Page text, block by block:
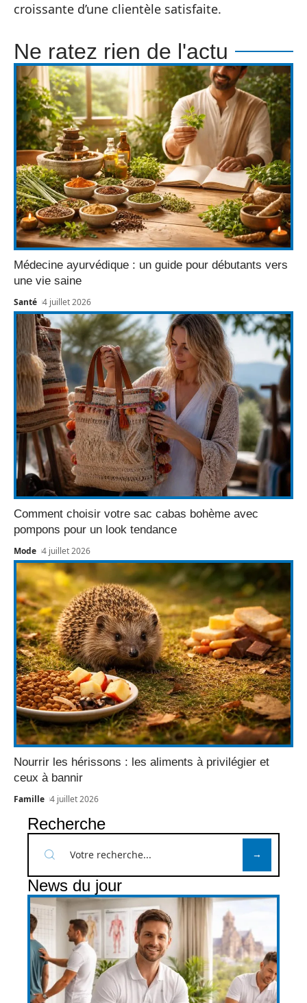
croissante d’une clientèle satisfaite.
Ne ratez rien de l'actu
Médecine ayurvédique : un guide pour débutants vers
une vie saine
Santé 4 juillet 2026
Comment choisir votre sac cabas bohème avec
pompons pour un look tendance
Mode 4 juillet 2026
Nourrir les hérissons : les aliments à privilégier et
ceux à bannir
Famille 4 juillet 2026
Recherche
News du jour